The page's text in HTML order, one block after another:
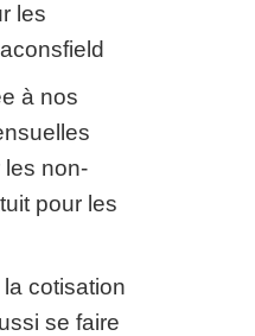
les
à nos
les non-
pour les
cotisation
se faire